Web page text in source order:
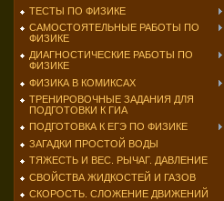
ТЕСТЫ ПО ФИЗИКЕ
САМОСТОЯТЕЛЬНЫЕ РАБОТЫ ПО
ФИЗИКЕ
ДИАГНОСТИЧЕСКИЕ РАБОТЫ ПО
ФИЗИКЕ
ФИЗИКА В КОМИКСАХ
ТРЕНИРОВОЧНЫЕ ЗАДАНИЯ ДЛЯ
ПОДГОТОВКИ К ГИА
ПОДГОТОВКА К ЕГЭ ПО ФИЗИКЕ
ЗАГАДКИ ПРОСТОЙ ВОДЫ
ТЯЖЕСТЬ И ВЕС. РЫЧАГ. ДАВЛЕНИЕ
СВОЙСТВА ЖИДКОСТЕЙ И ГАЗОВ
СКОРОСТЬ. СЛОЖЕНИЕ ДВИЖЕНИЙ